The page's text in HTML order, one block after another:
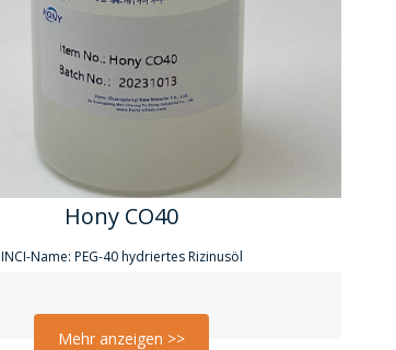
Hony CO40
INCI-Name: PEG-40 hydriertes Rizinusöl
Mehr anzeigen >>